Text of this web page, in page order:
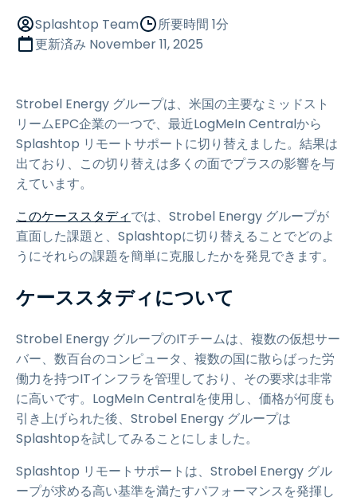
Splashtop Team
所要時間 1分
更新済み November 11, 2025
Strobel Energy グループは、米国の主要なミッドスト
リームEPC企業の一つで、最近LogMeIn Centralから
Splashtop リモートサポートに切り替えました。結果は
出ており、この切り替えは多くの面でプラスの影響を与
えています。
このケーススタディでは、Strobel Energy グループが
直面した課題と、Splashtopに切り替えることでどのよ
うにそれらの課題を簡単に克服したかを発見できます。
ケーススタディについて
Strobel Energy グループのITチームは、複数の仮想サー
バー、数百台のコンピュータ、複数の国に散らばった労
働力を持つITインフラを管理しており、その要求は非常
に高いです。LogMeIn Centralを使用し、価格が何度も
引き上げられた後、Strobel Energy グループは
Splashtopを試してみることにしました。
Splashtop リモートサポートは、Strobel Energy グル
ープが求める高い基準を満たすパフォーマンスを発揮し